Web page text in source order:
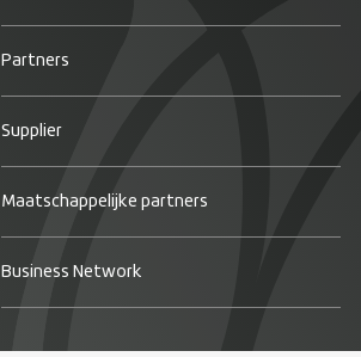
Partners
Supplier
Maatschappelijke partners
Business Network